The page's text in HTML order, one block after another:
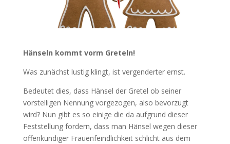
Hänseln kommt vorm Greteln!
Was zunächst lustig klingt, ist vergenderter ernst.
Bedeutet dies, dass Hänsel der Gretel ob seiner
vorstelligen Nennung vorgezogen, also bevorzugt
wird? Nun gibt es so einige die da aufgrund dieser
Feststellung fordern, dass man Hänsel wegen dieser
offenkundiger Frauenfeindlichkeit schlicht aus dem